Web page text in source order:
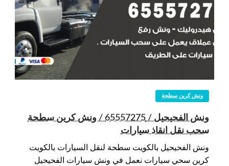
ونش كرين سطحة
ونش الفحيحيل / 65557275 / ونش كرين سطحة
سحب نقل انقاذ سيارات
ونش الفحيحيل بالكويت سطحة لنقل السيارات بالكويت
كرين سحي سيارات نعمل في ونش سيارات الفحيحيل